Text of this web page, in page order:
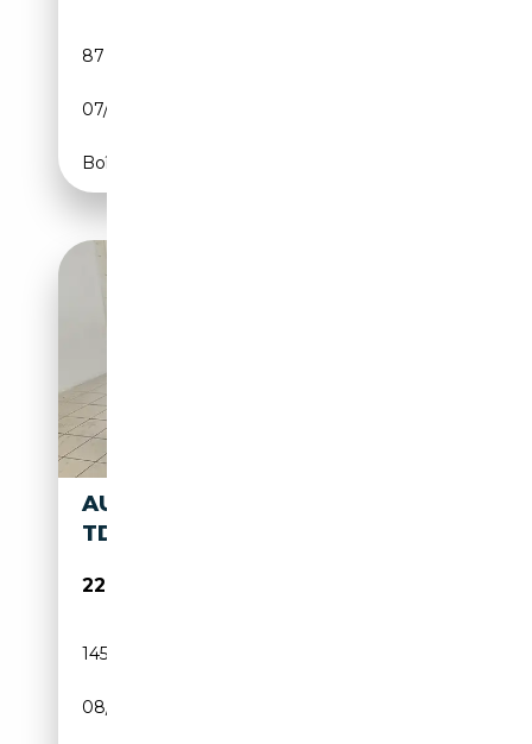
87 600 km
07/2010
Boîte manuelle
AUDI TT TT III 2015 COUPE 2.0
TDI ULTRA NUVOLARI LE
22 900€
145 000 km
08/2015